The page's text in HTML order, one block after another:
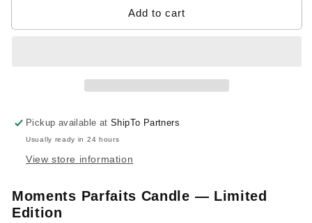
350g
PARFAITS
350g
Add to cart
Pickup available atShipTo Partners
Usually ready in 24 hours
View store information
Moments Parfaits Candle — Limited
Edition